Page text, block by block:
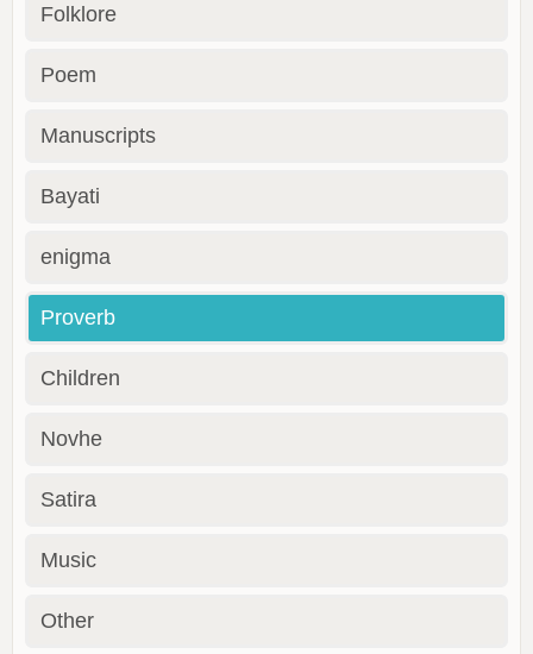
Folklore
Poem
Manuscripts
Bayati
enigma
Proverb
Children
Novhe
Satira
Music
Other